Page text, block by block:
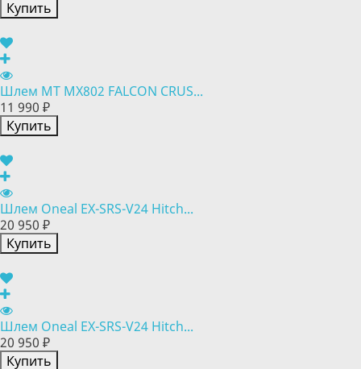
Купить
Шлем MT MX802 FALCON CRUS...
11 990 ₽
Купить
Шлем Oneal EX-SRS-V24 Hitch...
20 950 ₽
Купить
Шлем Oneal EX-SRS-V24 Hitch...
20 950 ₽
Купить